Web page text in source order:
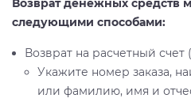
Возврат денежных средств
следующими способами:
Возврат на расчетный
Укажите номер заказа,
или фамилию, имя и